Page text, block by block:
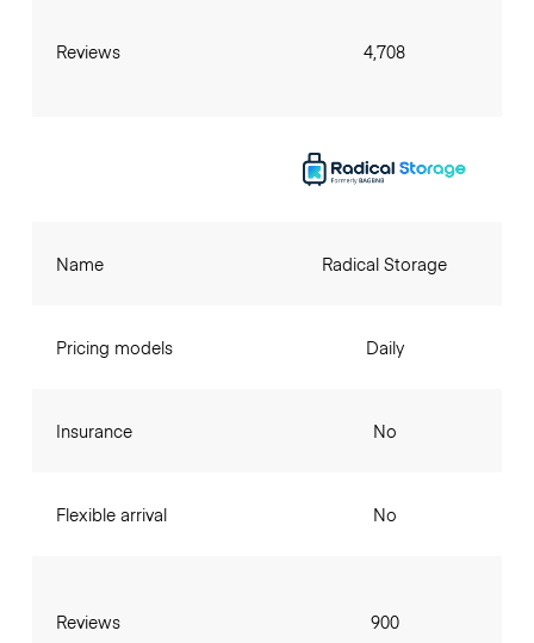
Reviews 4,708
Name
Pricing models
Insurance
Flexible arrival
Reviews
Radical Storage
Daily
No
No
900